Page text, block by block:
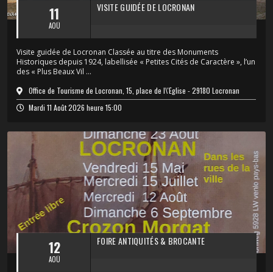
11
AOÛ
VISITE GUIDÉE DE LOCRONAN
Visite guidée de Locronan Classée au titre des Monuments
Historiques depuis 1924, labellisée « Petites Cités de Caractère », l’un
des « Plus Beaux Vil ...
Office de Tourisme de Locronan, 15, place de l\'Église - 29180 Locronan
Mardi 11 Août 2026 heure 15:00
12
AOÛ
FOIRE ANTIQUITÉS & BROCANTE